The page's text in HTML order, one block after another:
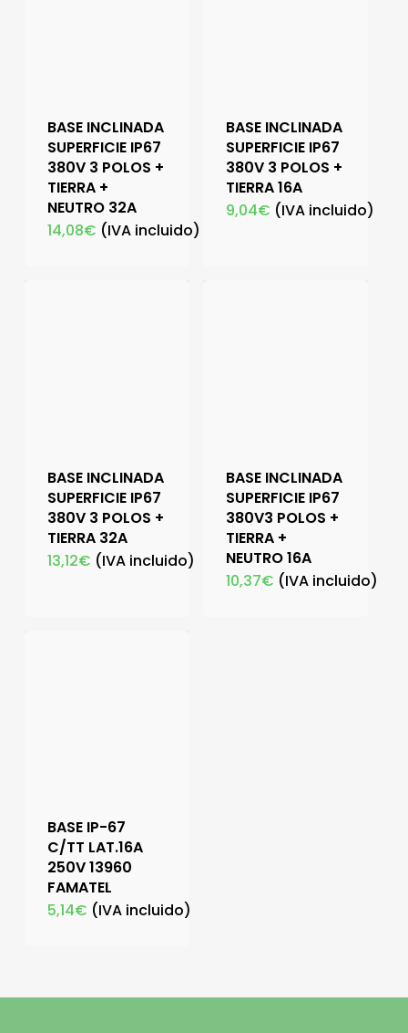
BASE INCLINADA
SUPERFICIE IP67
380V 3 POLOS +
TIERRA +
NEUTRO 32A
14,08€ (IVA incluido)
BASE INCLINADA
SUPERFICIE IP67
380V 3 POLOS +
TIERRA 16A
9,04€ (IVA incluido)
BASE INCLINADA
SUPERFICIE IP67
380V 3 POLOS +
TIERRA 32A
13,12€ (IVA incluido)
BASE INCLINADA
SUPERFICIE IP67
380V3 POLOS +
TIERRA +
NEUTRO 16A
10,37€ (IVA incluido)
BASE IP-67
C/TT LAT.16A
250V 13960
FAMATEL
5,14€ (IVA incluido)